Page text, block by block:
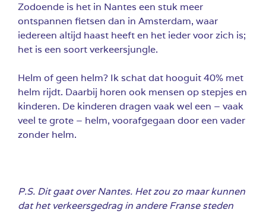
Zodoende is het in Nantes een stuk meer
ontspannen fietsen dan in Amsterdam, waar
iedereen altijd haast heeft en het ieder voor zich is;
het is een soort verkeersjungle.
Helm of geen helm? Ik schat dat hooguit 40% met
helm rijdt. Daarbij horen ook mensen op stepjes en
kinderen. De kinderen dragen vaak wel een – vaak
veel te grote – helm, voorafgegaan door een vader
zonder helm.
P.S. Dit gaat over Nantes. Het zou zo maar kunnen
dat het verkeersgedrag in andere Franse steden